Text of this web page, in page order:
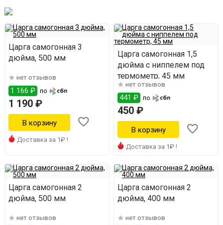
Царга самогонная 3
дюйма, 500 мм
нет отзывов
1 166 ₽ по
1 190 ₽
Доставка за 1₽ !
Царга самогонная 1,5
дюйма с ниппелем под
термометр, 45 мм
нет отзывов
441 ₽ по
450 ₽
Доставка за 1₽ !
Царга самогонная 2
дюйма, 500 мм
нет отзывов
Царга самогонная 2
дюйма, 400 мм
нет отзывов